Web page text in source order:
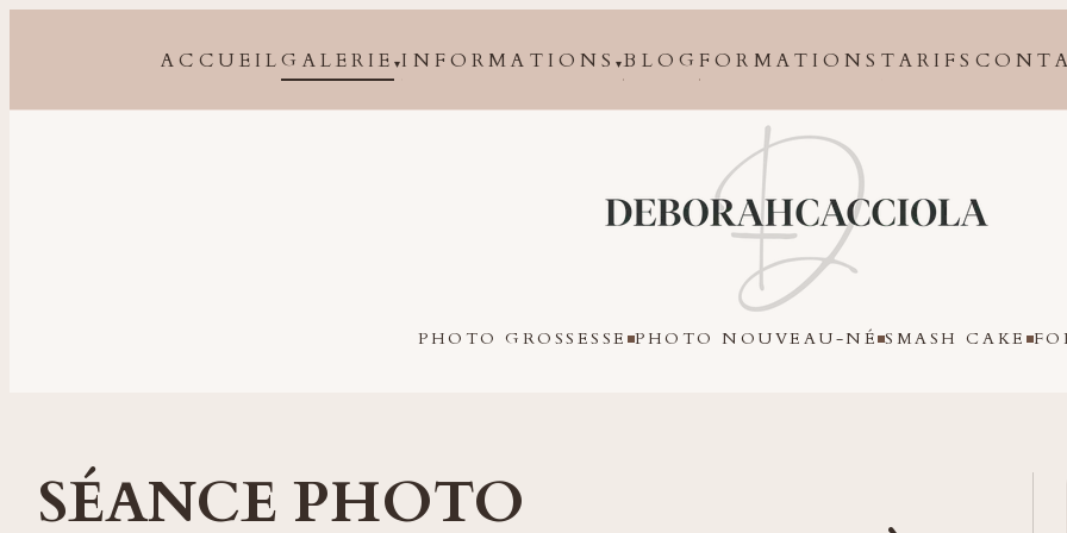
ACCUEILGALERIE▾INFORMATIONS▾BLOGFORMATIONS TARIFS
PHOTO GROSSESSE PHOTO NOUVEAU-NÉ SMASH CAKE
SÉANCE PHOTO